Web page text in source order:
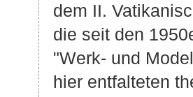
dem II.
die seit den
"Werk- und
hier entfalteten